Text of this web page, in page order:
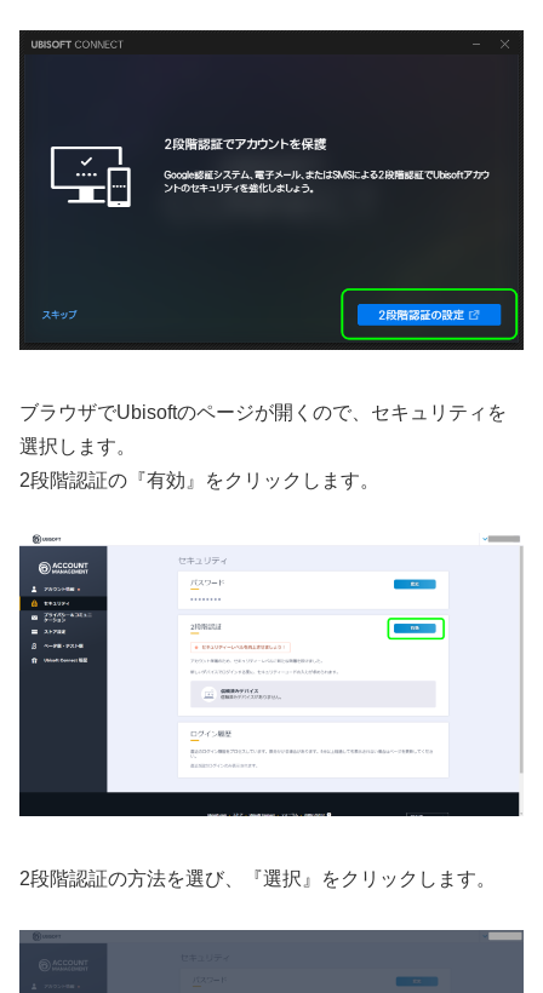
ブラウザでUbisoftのページが開くので、セキュリティを
選択します。
2段階認証の『有効』をクリックします。
2段階認証の方法を選び、『選択』をクリックします。